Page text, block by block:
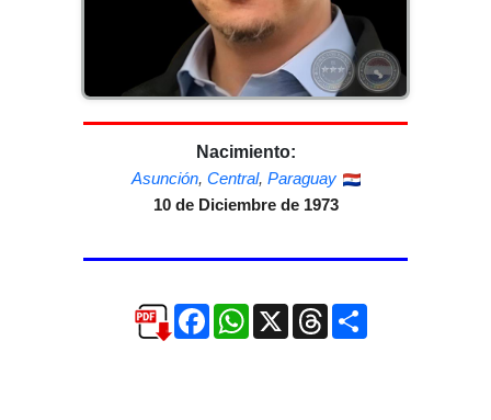
Nacimiento:
Asunción, Central, Paraguay
10 de Diciembre de 1973
FacebookWhatsApp
X ThreadsCompartir